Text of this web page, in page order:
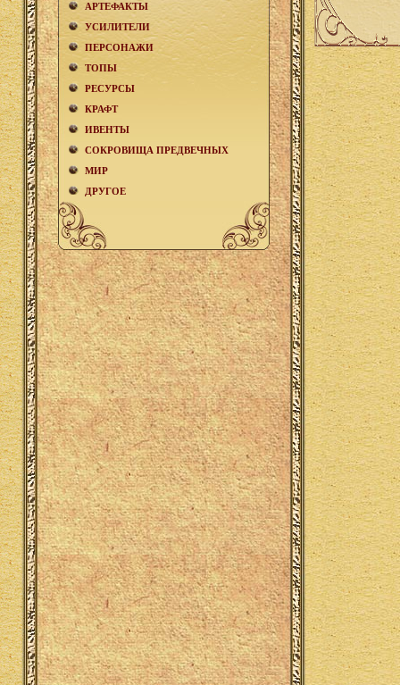
АРТЕФАКТЫ
УСИЛИТЕЛИ
ПЕРСОНАЖИ
ТОПЫ
РЕСУРСЫ
КРАФТ
ИВЕНТЫ
СОКРОВИЩА ПРЕДВЕЧНЫХ
МИР
ДРУГОЕ